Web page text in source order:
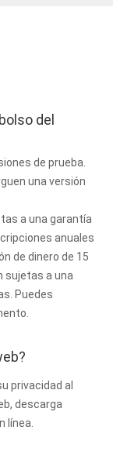
del
de prueba.
una versión
a una garantía
anuales
de dinero de 15
sujetas a una
Puedes
privacidad al
descarga
línea.